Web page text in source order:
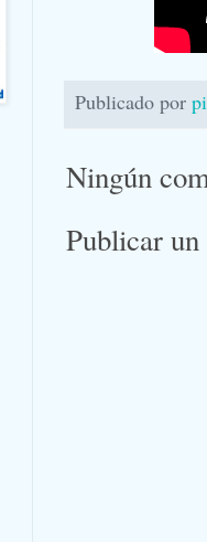
Publicado por
Ningún
Publicar